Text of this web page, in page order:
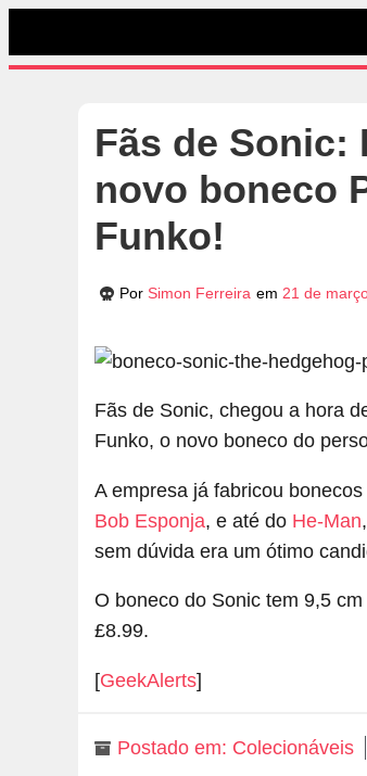
Fãs de Sonic:
novo boneco
Funko!
Por Simon Ferreira em 21 de
Fãs de Sonic, chegou a hora
Funko, o novo boneco do
A empresa já fabricou bonecos
Bob Esponja, e até do He-Man
sem dúvida era um ótimo
O boneco do Sonic tem 9,5
£8.99.
[GeekAlerts]
Postado em: Colecionáveis